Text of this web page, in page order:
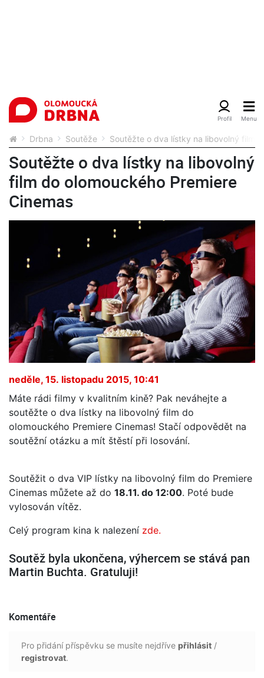
Drbna Soutěže Soutěžte o dva lístky na libovolný film
Soutěžte o dva lístky na libovolný
film do olomouckého Premiere
Cinemas
neděle, 15. listopadu 2015, 10:41
Máte rádi filmy v kvalitním kině? Pak neváhejte a
soutěžte o dva lístky na libovolný film do
olomouckého Premiere Cinemas! Stačí odpovědět na
soutěžní otázku a mít štěstí při losování.
Soutěžit o dva VIP lístky na libovolný film do Premiere
Cinemas můžete až do 18.11. do 12:00. Poté bude
vylosován vítěz.
Celý program kina k nalezení zde.
Soutěž byla ukončena, výhercem se stává pan
Martin Buchta. Gratuluji!
Komentáře
Pro přidání příspěvku se musíte nejdříve přihlásit /
registrovat.